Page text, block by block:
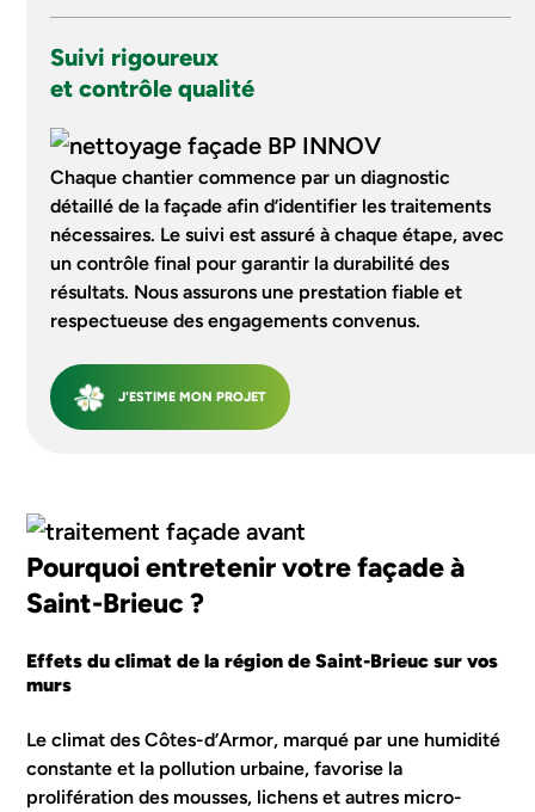
Suivi rigoureux
et contrôle qualité
Chaque chantier commence par un diagnostic
détaillé de la façade afin d’identifier les traitements
nécessaires. Le suivi est assuré à chaque étape, avec
un contrôle final pour garantir la durabilité des
résultats. Nous assurons une prestation fiable et
respectueuse des engagements convenus.
J'ESTIME MON PROJET
Pourquoi entretenir votre façade à
Saint-Brieuc ?
Effets du climat de la région de Saint-Brieuc sur vos
murs
Le climat des Côtes-d’Armor, marqué par une humidité
constante et la pollution urbaine, favorise la
prolifération des mousses, lichens et autres micro-